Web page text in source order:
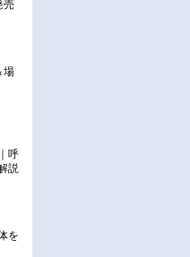
売
場
呼
説
を